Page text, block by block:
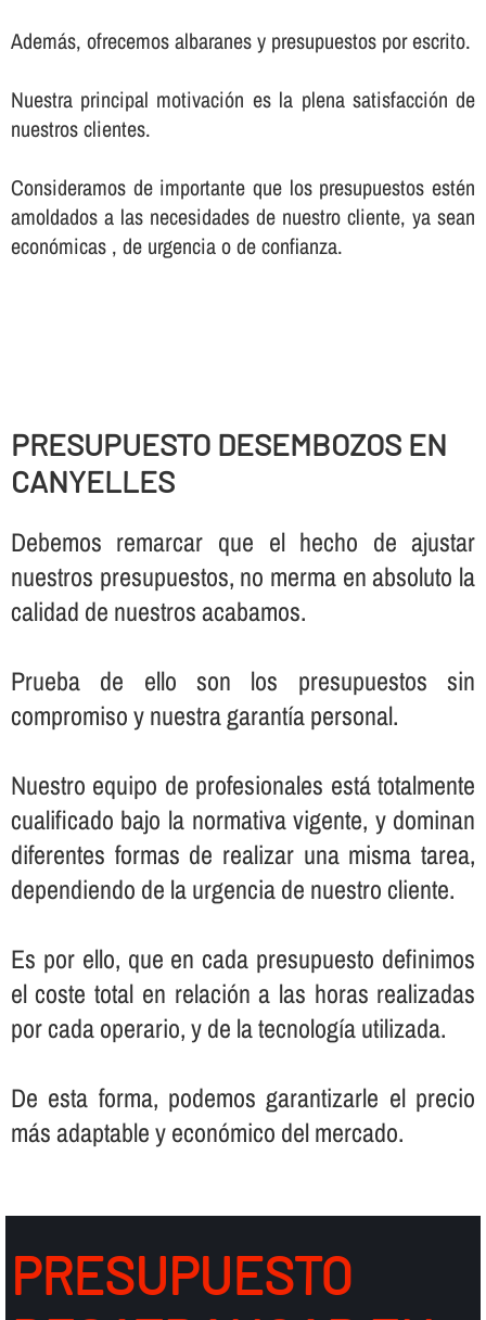
Además, ofrecemos albaranes y presupuestos por escrito.
Nuestra principal motivación es la plena satisfacción de
nuestros clientes.
Consideramos de importante que los presupuestos estén
amoldados a las necesidades de nuestro cliente, ya sean
económicas , de urgencia o de confianza.
PRESUPUESTO DESEMBOZOS EN
CANYELLES
Debemos remarcar que el hecho de ajustar
nuestros presupuestos, no merma en absoluto la
calidad de nuestros acabamos.
Prueba de ello son los presupuestos sin
compromiso y nuestra garantí­a personal.
Nuestro equipo de profesionales está totalmente
cualificado bajo la normativa vigente, y dominan
diferentes formas de realizar una misma tarea,
dependiendo de la urgencia de nuestro cliente.
Es por ello, que en cada presupuesto definimos
el coste total en relación a las horas realizadas
por cada operario, y de la tecnologí­a utilizada.
De esta forma, podemos garantizarle el precio
más adaptable y económico del mercado.
PRESUPUESTO